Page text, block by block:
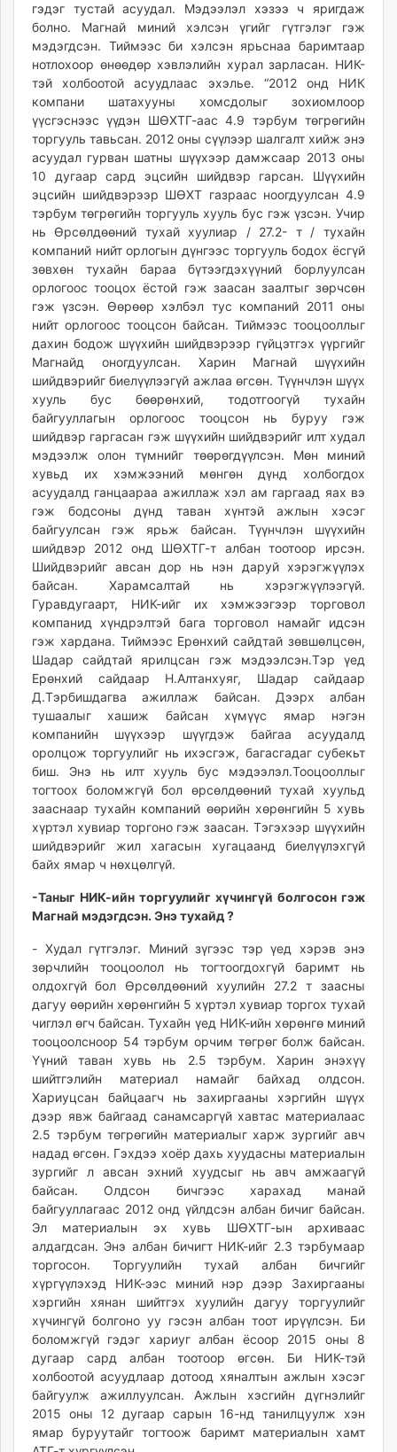
shuum.mn
times.mn
tvmongolia.mn
mass.mn
unegui.mn
assa.mn
toim.mn
tac.mn
paparazzi.mn
unread.today
гэдэг тустай асуудал. Мэдээлэл хэзээ ч яригдаж
болно. Магнай миний хэлсэн үгийг гүтгэлэг гэж
мэдэгдсэн. Тиймээс би хэлсэн ярьснаа баримтаар
нотлохоор өнөөдөр хэвлэлийн хурал зарласан. НИК-
тэй холбоотой асуудлаас эхэлье. “2012 онд НИК
компани шатахууны хомсдолыг зохиомлоор
үүсгэснээс үүдэн ШӨХТГ-аас 4.9 тэрбум төгрөгийн
торгууль тавьсан. 2012 оны сүүлээр шалгалт хийж энэ
асуудал гурван шатны шүүхээр дамжсаар 2013 оны
10 дугаар сард эцсийн шийдвэр гарсан. Шүүхийн
эцсийн шийдвэрээр ШӨХТ газраас ноогдуулсан 4.9
тэрбум төгрөгийн торгууль хууль бус гэж үзсэн. Учир
нь Өрсөлдөөний тухай хуулиар / 27.2- т / тухайн
компаний нийт орлогын дүнгээс торгууль бодох ёсгүй
зөвхөн тухайн бараа бүтээгдэхүүний борлуулсан
орлогоос тооцох ёстой гэж заасан заалтыг зөрчсөн
гэж үзсэн. Өөрөөр хэлбэл тус компаний 2011 оны
нийт орлогоос тооцсон байсан. Тиймээс тооцооллыг
дахин бодож шүүхийн шийдвэрээр гүйцэтгэх үүргийг
Магнайд оногдуулсан. Харин Магнай шүүхийн
шийдвэрийг биелүүлээгүй ажлаа өгсөн. Түүнчлэн шүүх
хууль бус бөөрөнхий, тодотгоогүй тухайн
байгууллагын орлогоос тооцсон нь буруу гэж
шийдвэр гаргасан гэж шүүхийн шийдвэрийг илт худал
мэдээлж олон түмнийг төөрөгдүүлсэн. Мөн миний
хувьд их хэмжээний мөнгөн дүнд холбогдох
асуудалд ганцаараа ажиллаж хэл ам гаргаад яах вэ
гэж бодсоны дүнд таван хүнтэй ажлын хэсэг
байгуулсан гэж ярьж байсан. Түүнчлэн шүүхийн
шийдвэр 2012 онд ШӨХТГ-т албан тоотоор ирсэн.
Шийдвэрийг авсан дор нь нэн даруй хэрэгжүүлэх
байсан. Харамсалтай нь хэрэгжүүлээгүй.
Гуравдугаарт, НИК-ийг их хэмжээгээр торговол
компанид хүндрэлтэй бага торговол намайг идсэн
гэж хардана. Тиймээс Ерөнхий сайдтай зөвшөлцсөн,
Шадар сайдтай ярилцсан гэж мэдээлсэн.Тэр үед
Ерөнхий сайдаар Н.Алтанхуяг, Шадар сайдаар
Д.Тэрбишдагва ажиллаж байсан. Дээрх албан
тушаалыг хашиж байсан хүмүүс ямар нэгэн
компанийн шүүхээр шүүгдэж байгаа асуудалд
оролцож торгуулийг нь ихэсгэж, багасгадаг субекьт
биш. Энэ нь илт хууль бус мэдээлэл.Тооцооллыг
тогтоох боломжгүй бол өрсөлдөөний тухай хуульд
зааснаар тухайн компаний өөрийн хөрөнгийн 5 хувь
хүртэл хувиар торгоно гэж заасан. Тэгэхээр шүүхийн
шийдвэрийг жил хагасын хугацаанд биелүүлэхгүй
байх ямар ч нөхцөлгүй.
-Таныг НИК-ийн торгуулийг хүчингүй болгосон гэж
Магнай мэдэгдсэн. Энэ тухайд ?
- Худал гүтгэлэг. Миний зүгээс тэр үед хэрэв энэ
зөрчлийн тооцоолол нь тогтоогдохгүй баримт нь
олдохгүй бол Өрсөлдөөний хуулийн 27.2 т заасны
дагуу өөрийн хөрөнгийн 5 хүртэл хувиар торгох тухай
чиглэл өгч байсан. Тухайн үед НИК-ийн хөрөнгө миний
тооцоолсноор 54 тэрбум орчим төгрөг болж байсан.
Үүний таван хувь нь 2.5 тэрбум. Харин энэхүү
шийтгэлийн материал намайг байхад олдсон.
Хариуцсан байцаагч нь захиргааны хэргийн шүүх
дээр явж байгаад санамсаргүй хавтас материалаас
2.5 тэрбум төгрөгийн материалыг харж зургийг авч
надад өгсөн. Гэхдээ хоёр дахь хуудасны материалын
зургийг л авсан эхний хуудсыг нь авч амжаагүй
байсан. Олдсон бичгээс харахад манай
байгууллагаас 2012 онд үйлдсэн албан бичиг байсан.
Эл материалын эх хувь ШӨХТГ-ын архиваас
алдагдсан. Энэ албан бичигт НИК-ийг 2.3 тэрбумаар
торгосон. Торгуулийн тухай албан бичгийг
хүргүүлэхэд НИК-ээс миний нэр дээр Захиргааны
хэргийн хянан шийтгэх хуулийн дагуу торгуулийг
хүчингүй болгоно уу гэсэн албан тоот ирүүлсэн. Би
боломжгүй гэдэг хариуг албан ёсоор 2015 оны 8
дугаар сард албан тоотоор өгсөн. Би НИК-тэй
холбоотой асуудлаар дотоод хяналтын ажлын хэсэг
байгуулж ажиллуулсан. Ажлын хэсгийн дүгнэлийг
2015 оны 12 дугаар сарын 16-нд танилцуулж хэн
ямар буруутайг тогтоож баримт материалын хамт